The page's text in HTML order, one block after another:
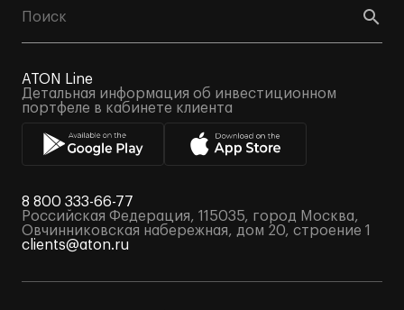
ATON Line
Детальная информация об инвестиционном
портфеле в кабинете клиента
8 800 333-66-77
Российская Федерация, 115035, город Москва,
Овчинниковская набережная, дом 20, строение 1
clients@aton.ru